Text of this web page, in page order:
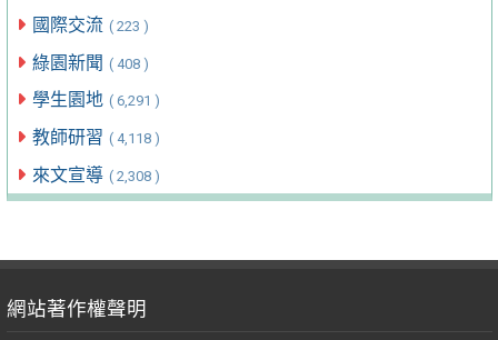
國際交流 ( 223 )
綠園新聞 ( 408 )
學生園地 ( 6,291 )
教師研習 ( 4,118 )
來文宣導 ( 2,308 )
網站著作權聲明